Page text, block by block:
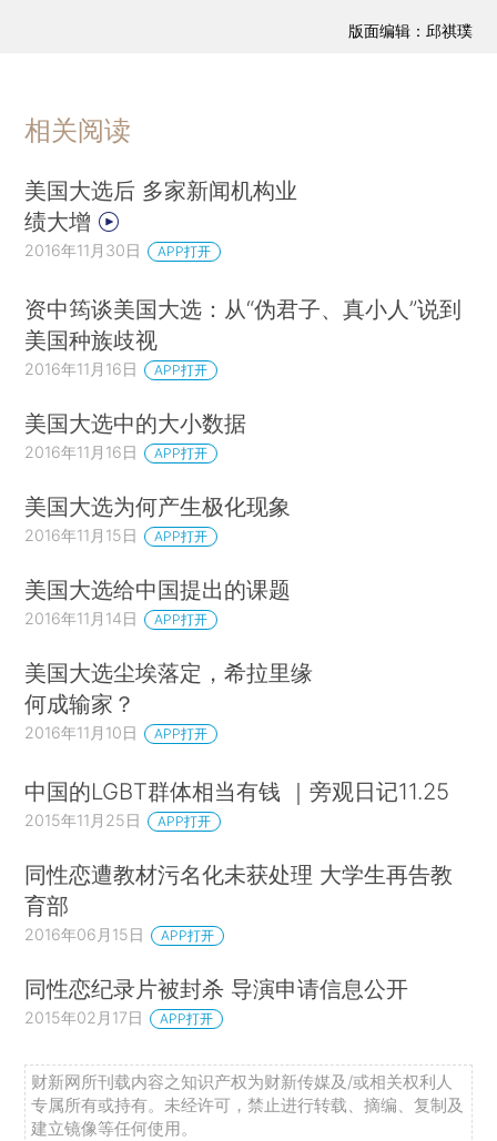
版面编辑：邱祺璞
相关阅读
美国大选后 多家新闻机构业
绩大增
2016年11月30日 APP打开
资中筠谈美国大选：从“伪君子、真小人”说到
美国种族歧视
2016年11月16日 APP打开
美国大选中的大小数据
2016年11月16日 APP打开
美国大选为何产生极化现象
2016年11月15日 APP打开
美国大选给中国提出的课题
2016年11月14日 APP打开
美国大选尘埃落定，希拉里缘
何成输家？
2016年11月10日 APP打开
中国的LGBT群体相当有钱 ｜旁观日记11.25
2015年11月25日 APP打开
同性恋遭教材污名化未获处理 大学生再告教
育部
2016年06月15日 APP打开
同性恋纪录片被封杀 导演申请信息公开
2015年02月17日 APP打开
财新网所刊载内容之知识产权为财新传媒及/或相关权利人
专属所有或持有。未经许可，禁止进行转载、摘编、复制及
建立镜像等任何使用。